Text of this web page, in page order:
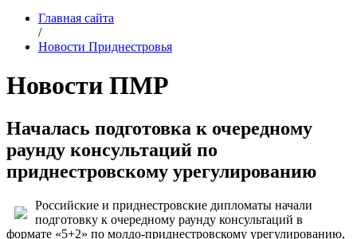
Главная сайта
/
Новости Приднестровья
Новости ПМР
Началась подготовка к очередному
раунду консультаций по
приднестровскому урегулированию
Российские и приднестровские дипломаты начали
подготовку к очередному раунду консультаций в
формате «5+2» по молдо-приднестровскому урегулированию,